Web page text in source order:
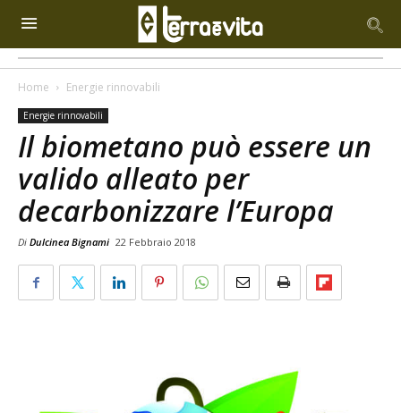
Home Energie rinnovabili
Energie rinnovabili
Il biometano può essere un
valido alleato per
decarbonizzare l’Europa
Di Dulcinea Bignami 22 Febbraio 2018